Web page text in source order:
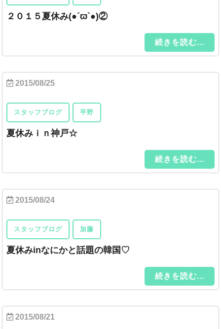
２０１５夏休み(●´ϖ`●)②
続きを読む...
2015/08/25
スタッフブログ 平野
夏休みｉｎ神戸☆
続きを読む...
2015/08/24
スタッフブログ 加藤
夏休みinなにかと話題の韓国♡
続きを読む...
2015/08/21